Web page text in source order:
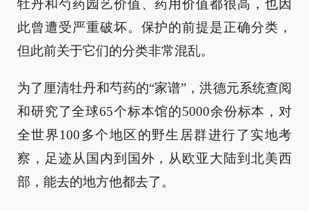
牡丹和芍药园艺价值、药用价值都很高，也因
此曾遭受严重破坏。保护的前提是正确分类，
但此前关于它们的分类非常混乱。
为了厘清牡丹和芍药的“家谱”，洪德元系统查阅
和研究了全球65个标本馆的5000余份标本，对
全世界100多个地区的野生居群进行了实地考
察，足迹从国内到国外，从欧亚大陆到北美西
部，能去的地方他都去了。